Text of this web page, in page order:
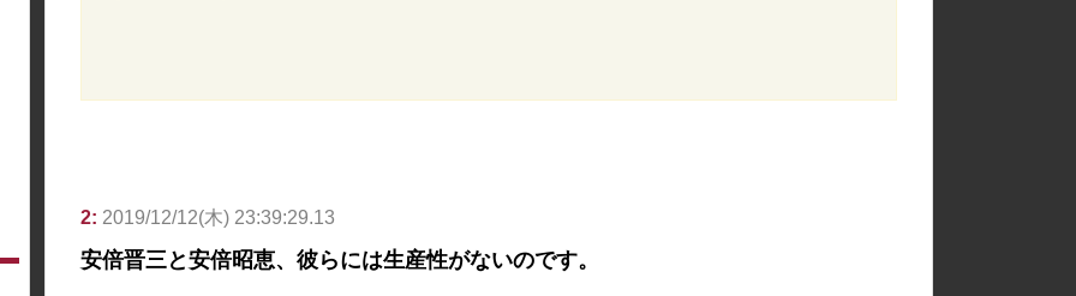
2: 2019/12/12(木) 23:39:29.13
安倍晋三と安倍昭恵、彼らには生産性がないのです。